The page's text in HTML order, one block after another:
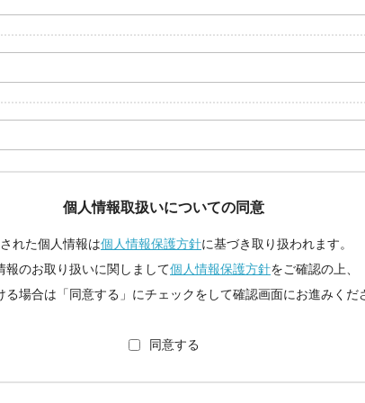
個人情報取扱いについての同意
れた個人情報は個人情報保護方針に基づき取り扱われます。
報のお取り扱いに関しまして個人情報保護方針をご確認の上、
る場合は「同意する」にチェックをして確認画面にお進みくだ
同意する